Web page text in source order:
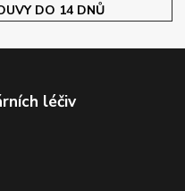
DO 14 DNŮ
léčiv